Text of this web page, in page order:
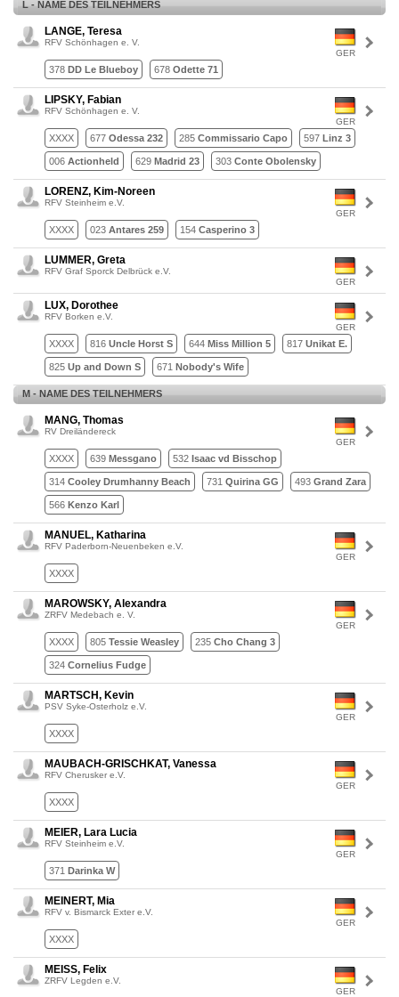
L - NAME DES TEILNEHMERS
GER
LANGE, Teresa
RFV Schönhagen e. V.
378 DD Le Blueboy 678 Odette 71
GER
LIPSKY, Fabian
RFV Schönhagen e. V.
XXXX 677 Odessa 232 285 Commissario Capo 597 Linz 3
006 Actionheld 629 Madrid 23 303 Conte Obolensky
GER
LORENZ, Kim-Noreen
RFV Steinheim e.V.
XXXX 023 Antares 259 154 Casperino 3
GER
LUMMER, Greta
RFV Graf Sporck Delbrück e.V.
GER
LUX, Dorothee
RFV Borken e.V.
XXXX 816 Uncle Horst S 644 Miss Million 5 817 Unikat E.
825 Up and Down S 671 Nobody's Wife
M - NAME DES TEILNEHMERS
GER
MANG, Thomas
RV Dreiländereck
XXXX 639 Messgano 532 Isaac vd Bisschop
314 Cooley Drumhanny Beach 731 Quirina GG 493 Grand Zara
566 Kenzo Karl
GER
MANUEL, Katharina
RFV Paderborn-Neuenbeken e.V.
XXXX
GER
MAROWSKY, Alexandra
ZRFV Medebach e. V.
XXXX 805 Tessie Weasley 235 Cho Chang 3
324 Cornelius Fudge
GER
MARTSCH, Kevin
PSV Syke-Osterholz e.V.
XXXX
GER
MAUBACH-GRISCHKAT, Vanessa
RFV Cherusker e.V.
XXXX
GER
MEIER, Lara Lucia
RFV Steinheim e.V.
371 Darinka W
GER
MEINERT, Mia
RFV v. Bismarck Exter e.V.
XXXX
GER
MEISS, Felix
ZRFV Legden e.V.